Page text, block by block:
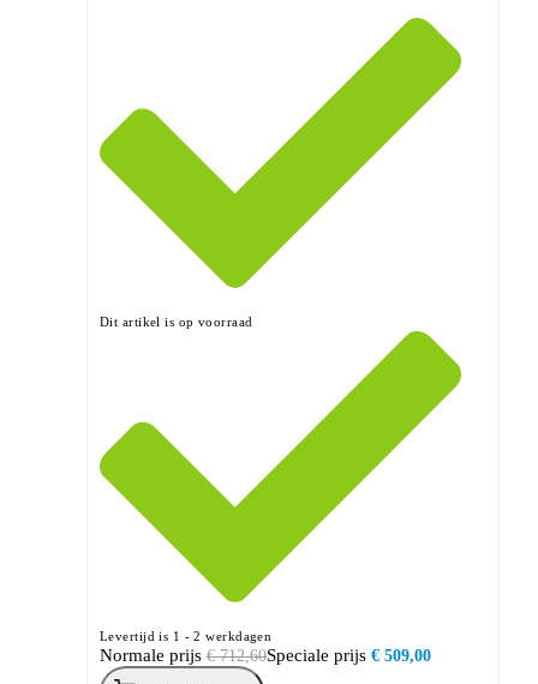
Dit artikel is op voorraad
Levertijd is 1 - 2 werkdagen
Speciale prijs € 509,00
Normale prijs € 712,60